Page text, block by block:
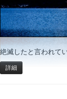
絶滅したと言われて
詳細